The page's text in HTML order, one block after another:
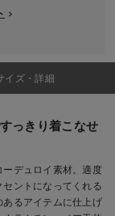
イズ・詳細
っきり着こなせ
デュロイ素材。適度
ントになってくれる
るアイテムに仕上げ